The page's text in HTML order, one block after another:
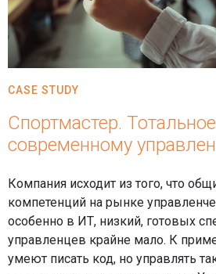
CASE STUDY
Спортмастер.
современному
Компания исходит из того, что
компетенций на рынке
особенно в ИТ, низкий, готовых
управленцев крайне мало. К
умеют писать код, но управлять